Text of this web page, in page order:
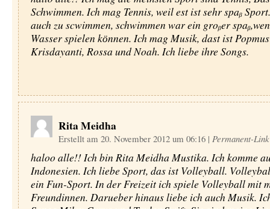
Schwimmen. Ich mag Tennis, weil est ist sehr spaᵦ
auch zu scwimmen, schwimmen war ein groᵦer
Wasser spielen kӧnnen. Ich mag Musik, dast ist
Krisdayanti, Rossa und Noah. Ich liebe ihre Songs.
Rita Meidha
Erstellt am 20. November 2012 um 06:16 | Permanent-Link
haloo alle!! Ich bin Rita Meidha Mustika. Ich komme
Indonesien. Ich liebe Sport, das ist Volleyball.
ein Fun-Sport. In der Freizeit ich spiele Volleyball mit
Freundinnen. Darueber hinaus liebe ich auch Musik.